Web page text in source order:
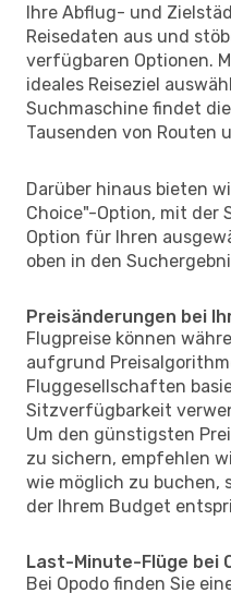
Ihre Abflug- und
Reisedaten aus und
verfügbaren Optionen.
ideales Reiseziel
Suchmaschine findet
Tausenden von Routen
Darüber hinaus bieten
Choice"-Option, mit der
Option für Ihren
oben in den
Preisänderungen bei
Flugpreise können
aufgrund
Fluggesellschaften
Sitzverfügbarkeit
Um den günstigsten
zu sichern, empfehlen
wie möglich zu buchen,
der Ihrem Budget
Last-Minute-Flüge bei
Bei Opodo finden Sie